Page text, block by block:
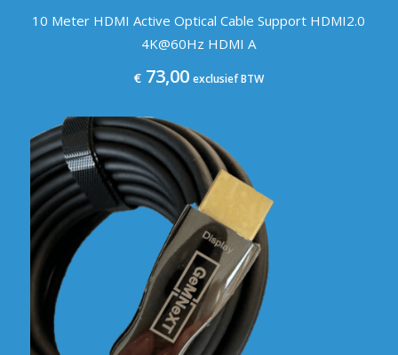
10 Meter HDMI Active Optical Cable Support HDMI2.0
4K@60Hz HDMI A
€ 73,00 exclusief BTW